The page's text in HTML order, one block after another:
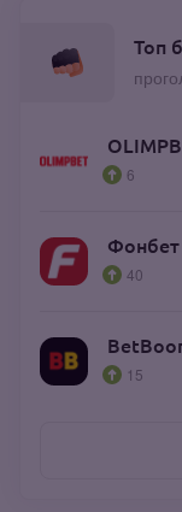
Топ
6
Фонбет
40
15